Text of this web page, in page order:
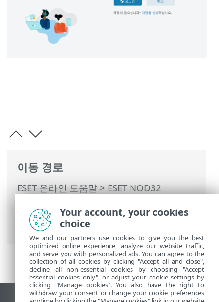
이동 경로
ESET 온라인 도움말>ESET NOD32
ESET HOME 계정>ESET HOME에 연결합니
> ESET HOME에 로그인
Your account, your cookies
choice
We and our partners use cookies to give you the best
optimized online experience, analyze our website traffic,
and serve you with personalized ads. You can agree to the
collection of all cookies by clicking "Accept all and close",
decline all non-essential cookies by choosing "Accept
essential cookies only", or adjust your cookie settings by
clicking "Manage cookies". You also have the right to
withdraw your consent or change your cookie preferences